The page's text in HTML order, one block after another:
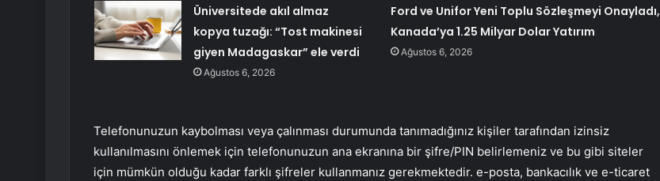
Üniversitede akıl almaz
kopya tuzağı: “Tost makinesi
giyen Madagaskar” ele verdi
Ağustos 6, 2026
Ford ve Unifor Yeni Toplu Sözleşmeyi Onayladı,
Kanada’ya 1.25 Milyar Dolar Yatırım
Ağustos 6, 2026
Telefonunuzun kaybolması veya çalınması durumunda tanımadığınız kişiler tarafından izinsiz
kullanılmasını önlemek için telefonunuzun ana ekranına bir şifre/PIN belirlemeniz ve bu gibi siteler
için mümkün olduğu kadar farklı şifreler kullanmanız gerekmektedir. e-posta, bankacılık ve e-ticaret